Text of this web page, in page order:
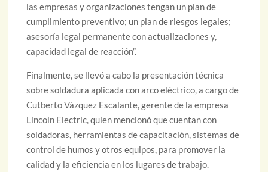
las empresas y organizaciones tengan un plan de
cumplimiento preventivo; un plan de riesgos legales;
asesoría legal permanente con actualizaciones y,
capacidad legal de reacción”.
Finalmente, se llevó a cabo la presentación técnica
sobre soldadura aplicada con arco eléctrico, a cargo de
Cutberto Vázquez Escalante, gerente de la empresa
Lincoln Electric, quien mencionó que cuentan con
soldadoras, herramientas de capacitación, sistemas de
control de humos y otros equipos, para promover la
calidad y la eficiencia en los lugares de trabajo.